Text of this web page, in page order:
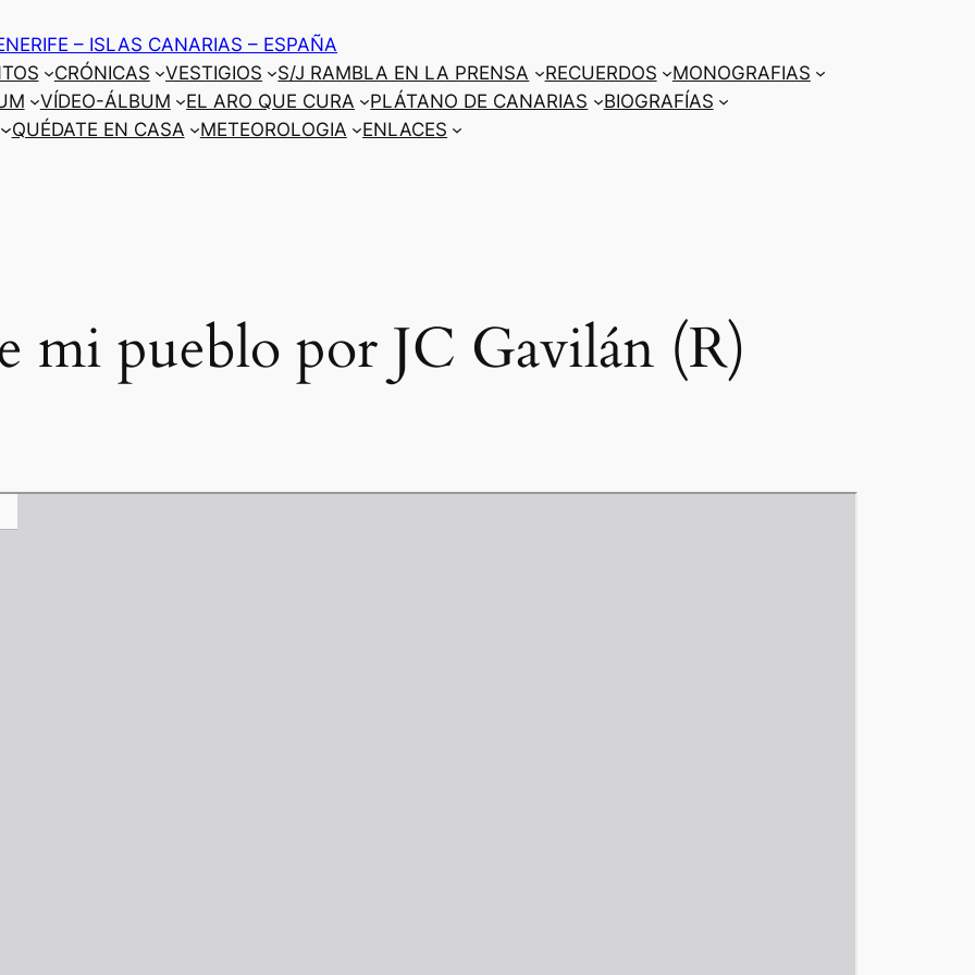
– ISLAS CANARIAS – ESPAÑA
CRÓNICAS VESTIGIOS S/J RAMBLA EN LA PRENSA RECUERDOS
MONOGRAFIAS
VÍDEO-ÁLBUM EL ARO QUE CURA PLÁTANO DE CANARIAS
BIOGRAFÍAS
QUÉDATE EN CASA METEOROLOGIA ENLACES
mi pueblo por JC Gavilán (R)